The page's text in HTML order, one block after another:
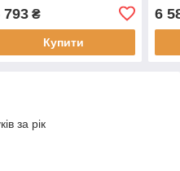
793₴
Купити
6
за рік